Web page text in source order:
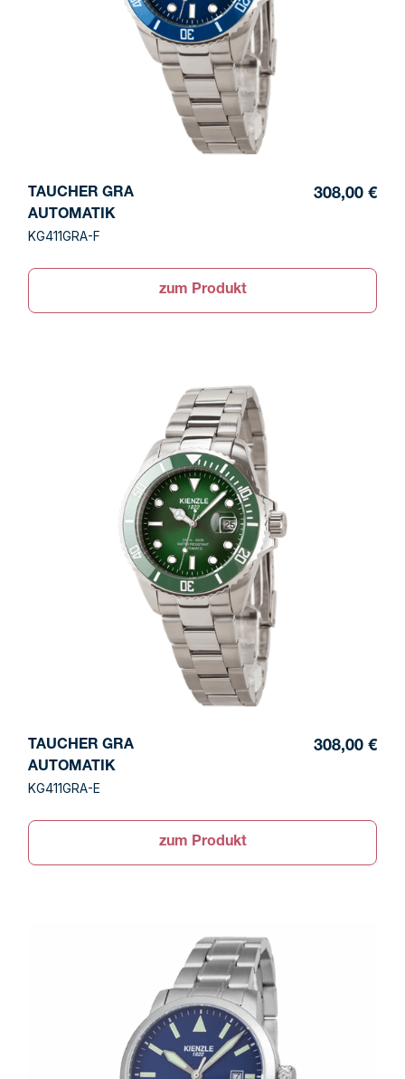
TAUCHER GRA
AUTOMATIK
KG411GRA-F
308,00 €
zum Produkt
TAUCHER GRA
AUTOMATIK
KG411GRA-E
308,00 €
zum Produkt